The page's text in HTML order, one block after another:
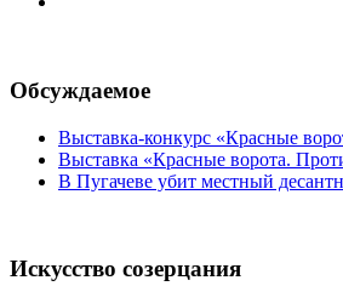
Обсуждаемое
Выставка-конкурс «Красные
Выставка «Красные ворота.
В Пугачеве убит местный
Искусство созерцания